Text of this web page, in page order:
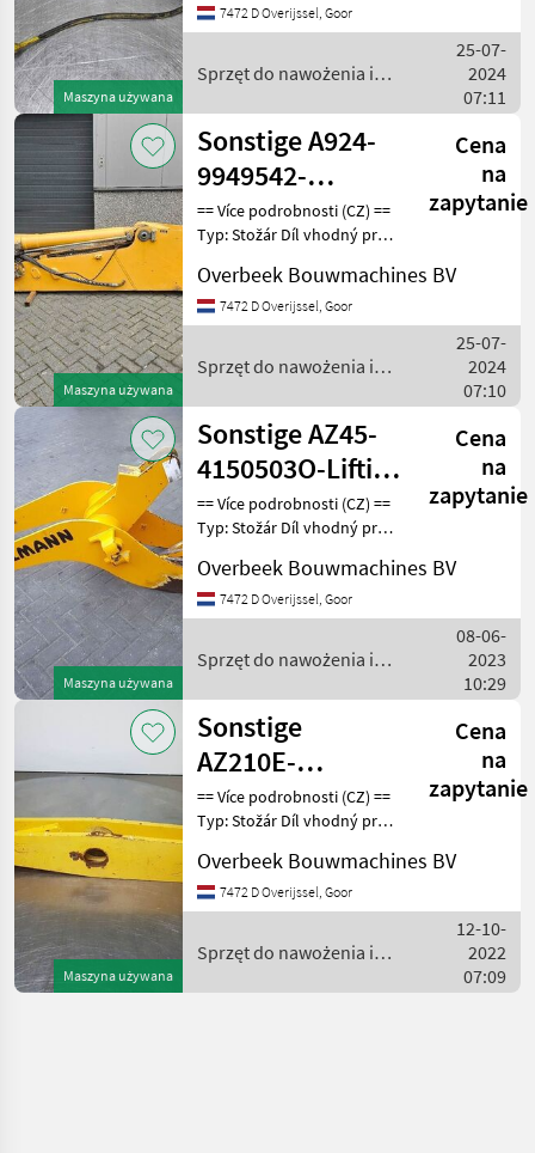
Maszyna używana
Odpočet DPH pro
podnikatele Sériové číslo:
7472 D Overijssel, Goor
Sprzęt do nawożenia i
25-07-
2024
07:11
Maszyna używana
Sonstige A924-
9949542-
Dipperstick/Stiel/
Cena
na
zapytanie
== Více podrobnosti (CZ) ==
Typ: Stožár Díl vhodný pro:
konstrukce DPH/marže:
Odpočet DPH pro
podnikatele Sériové číslo:
Overbeek Bouwmachines BV
7472 D Overijssel, Goor
Sprzęt do nawożenia i
25-07-
2024
07:10
Maszyna używana
Sonstige AZ45-
4150503O-Lifting
framework/Schaufelarm/
Cena
na
zapytanie
== Více podrobnosti (CZ) ==
Typ: Stožár Díl vhodný pro:
konstrukce DPH/marže:
Odpočet DPH pro
podnikatele Sériové číslo:
Overbeek Bouwmachines BV
7472 D Overijssel, Goor
Sprzęt do nawożenia i
08-06-
2023
10:29
Maszyna używana
Sonstige
AZ210E-
23106959-Shift
lever/Umlenkhebel/
Cena
na
zapytanie
== Více podrobnosti (CZ) ==
Typ: Stožár Díl vhodný pro:
konstrukce DPH/marže:
Odpočet DPH pro
podnikatele Sériové číslo:
Overbeek Bouwmachines BV
7472 D Overijssel, Goor
Sprzęt do nawożenia i
12-10-
2022
07:09